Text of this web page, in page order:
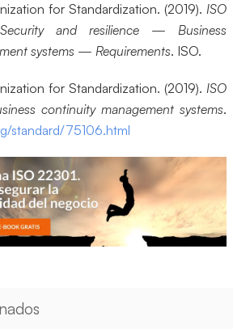
for Standardization. (2019). ISO
and resilience — Business
systems — Requirements. ISO.
for Standardization. (2019). ISO
continuity management systems.
standard/75106.html